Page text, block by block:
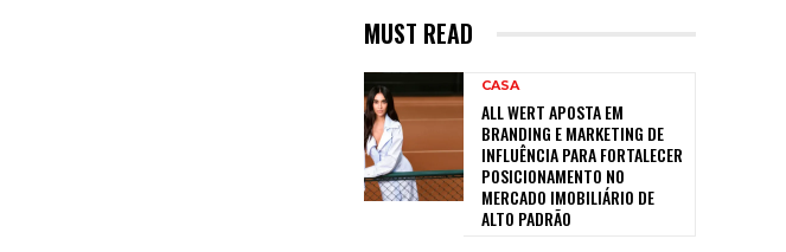
MUST READ
CASA
ALL WERT APOSTA EM
BRANDING E MARKETING DE
INFLUÊNCIA PARA FORTALECER
POSICIONAMENTO NO
MERCADO IMOBILIÁRIO DE
ALTO PADRÃO